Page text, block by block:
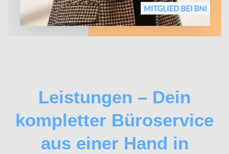
Leistungen – Dein
kompletter Büroservice
aus einer Hand in